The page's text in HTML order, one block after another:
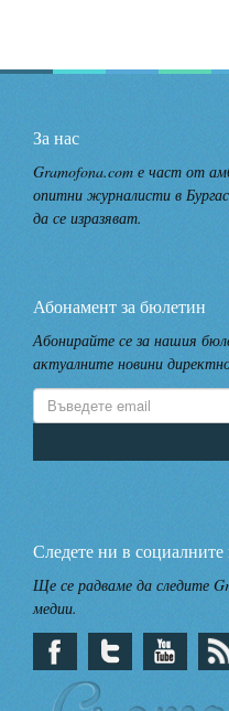
За нас
Gramofona.com е част от
опитни журналисти в
да се изразяват.
Абонамент за бюлетин
Абонирайте се за нашия
актуалните новини
Следете ни в
Ще се радваме да следите
медии.